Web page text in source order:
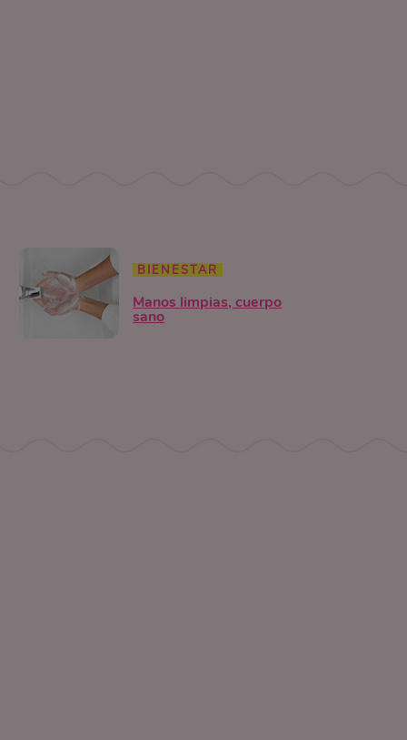
BIENESTAR
Manos limpias, cuerpo
sano